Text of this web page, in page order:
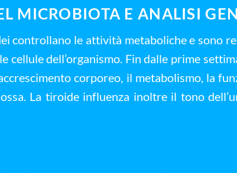
MICROBIOTA E ANALISI
controllano le attività metaboliche e sono
cellule dell’organismo. Fin dalle prime
corporeo, il metabolismo, la
La tiroide influenza inoltre il tono